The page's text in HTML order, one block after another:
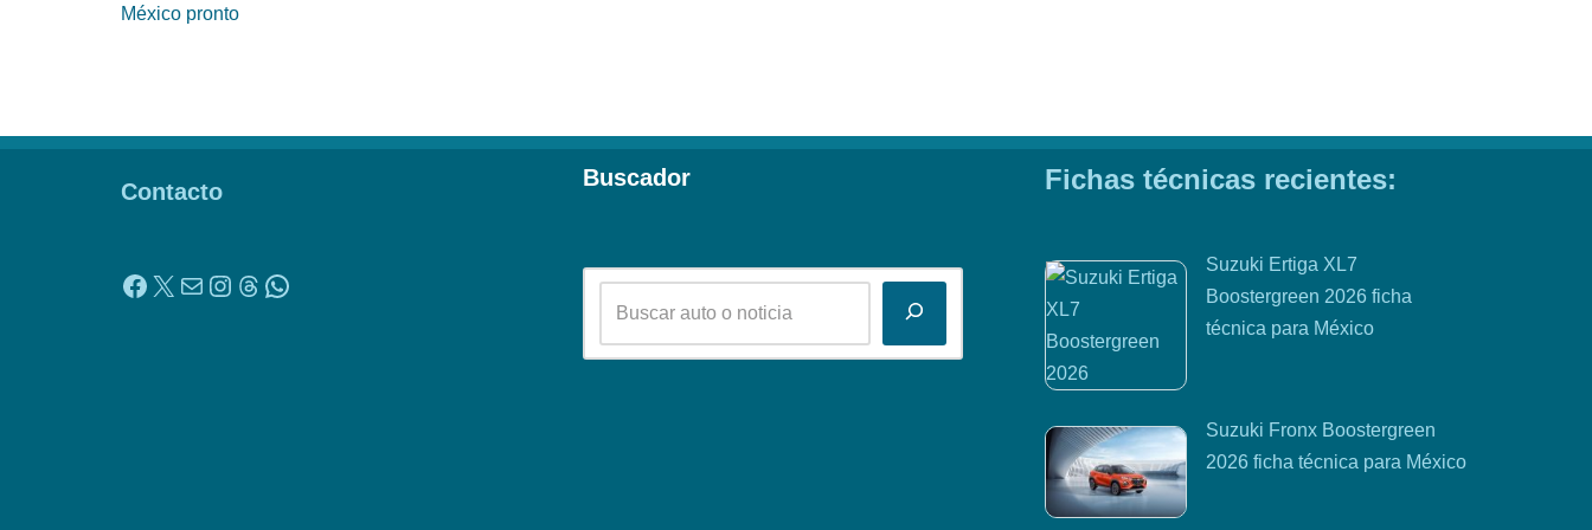
México pronto
Contacto
Buscador Fichas técnicas recientes:
Suzuki Ertiga XL7
Boostergreen 2026 ficha
técnica para México
Suzuki Fronx Boostergreen
2026 ficha técnica para México